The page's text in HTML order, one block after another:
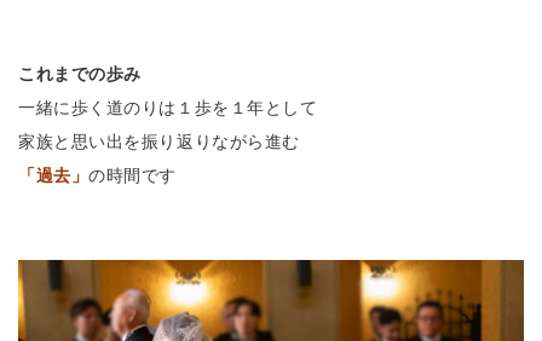
これまでの歩み
一緒に歩く道のりは １歩を１年として
家族と思い出を振り返りながら進む
「過去」の時間です